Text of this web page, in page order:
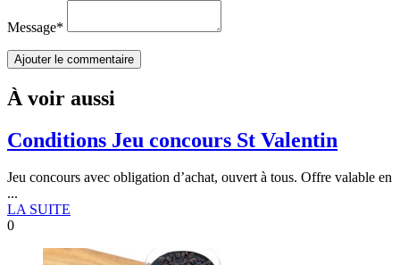
Message*
À voir aussi
Conditions Jeu concours St Valentin
Jeu concours avec obligation d’achat, ouvert à tous. Offre valable en
...
LA SUITE
0